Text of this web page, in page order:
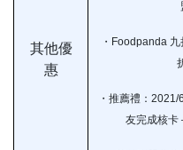
其他優
惠
・Foodpanda
・推薦禮：
友完成核卡